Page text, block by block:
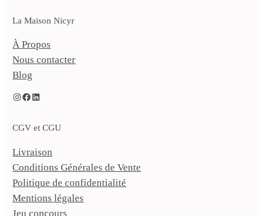
La Maison Nicyr
À Propos
Nous contacter
Blog
Instagram Facebook LinkedIn
CGV et CGU
Livraison
Conditions Générales de Vente
Politique de confidentialité
Mentions légales
Jeu concours